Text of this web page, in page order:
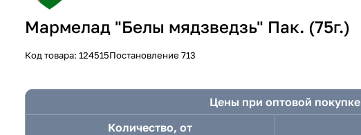
Мармелад "Белы мядзведзь" Пак. (75г.)
Код товара:124515Постановление 713
Цены при оптовой покупке
Количество, от